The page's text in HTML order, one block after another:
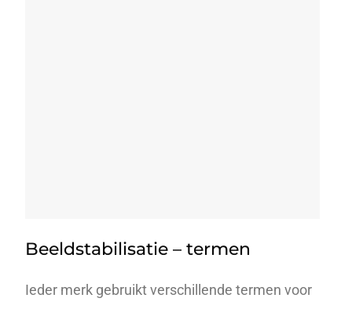
Beeldstabilisatie – termen
Ieder merk gebruikt verschillende termen voor